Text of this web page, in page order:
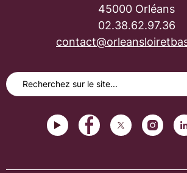
45000 Orléans
02.38.62.97.36